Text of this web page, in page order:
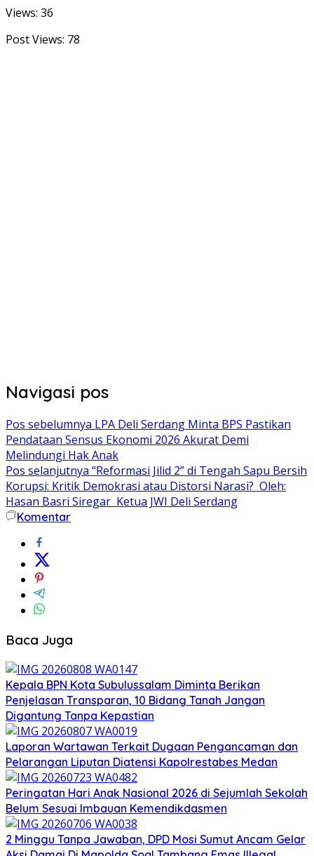
Views: 36
Post Views: 78
Navigasi pos
Pos sebelumnya LPA Deli Serdang Minta BPS Pastikan
Pendataan Sensus Ekonomi 2026 Akurat Demi
Melindungi Hak Anak
Pos selanjutnya “Reformasi Jilid 2” di Tengah Sapu Bersih
Korupsi: Kritik Demokrasi atau Distorsi Narasi? Oleh:
Hasan Basri Siregar Ketua JWI Deli Serdang
Komentar
Baca Juga
Kepala BPN Kota Subulussalam Diminta Berikan
Penjelasan Transparan, 10 Bidang Tanah Jangan
Digantung Tanpa Kepastian
Laporan Wartawan Terkait Dugaan Pengancaman dan
Pelarangan Liputan Diatensi Kapolrestabes Medan
Peringatan Hari Anak Nasional 2026 di Sejumlah Sekolah
Belum Sesuai Imbauan Kemendikdasmen
2 Minggu Tanpa Jawaban, DPD Mosi Sumut Ancam Gelar